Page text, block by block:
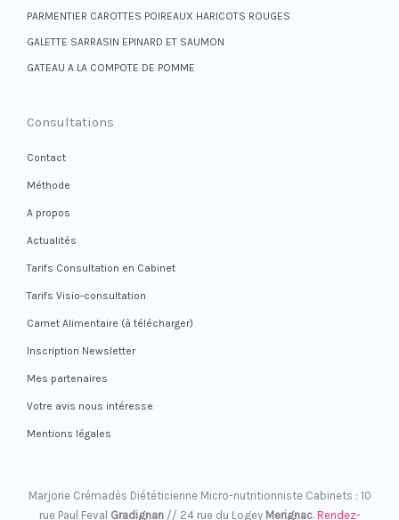
PARMENTIER CAROTTES POIREAUX HARICOTS ROUGES
GALETTE SARRASIN EPINARD ET SAUMON
GATEAU A LA COMPOTE DE POMME
Consultations
Contact
Méthode
A propos
Actualités
Tarifs Consultation en Cabinet
Tarifs Visio-consultation
Carnet Alimentaire (à télécharger)
Inscription Newsletter
Mes partenaires
Votre avis nous intéresse
Mentions légales
Marjorie Crémadès Diététicienne Micro-nutritionniste Cabinets : 10
rue Paul Feval Gradignan// 24 rue du Logey Merignac. Rendez-